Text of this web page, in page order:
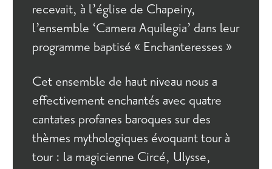
recevait, à l’église de Chapeiry,
l’ensemble ‘Camera Aquilegia’ dans leur
programme baptisé « Enchanteresses »
Cet ensemble de haut niveau nous a
effectivement enchantés avec quatre
cantates profanes baroques sur des
thèmes mythologiques évoquant tour à
tour : la magicienne Circé, Ulysse,